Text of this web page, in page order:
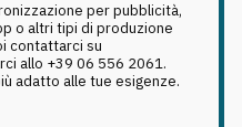
per pubblicità,
o altri tipi di produzione
contattarci su
allo +39 06 556 2061.
adatto alle tue esigenze.